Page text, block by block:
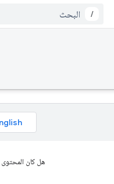
/
هل كان المحتوى